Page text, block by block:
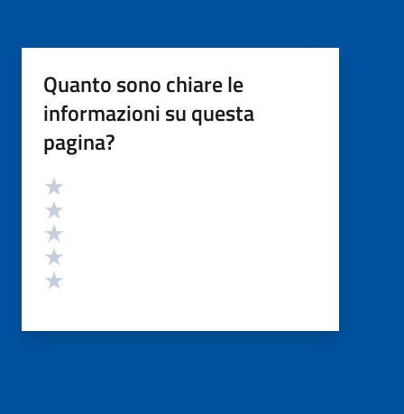
Quanto sono chiare le
informazioni su questa
pagina?
Valutazione